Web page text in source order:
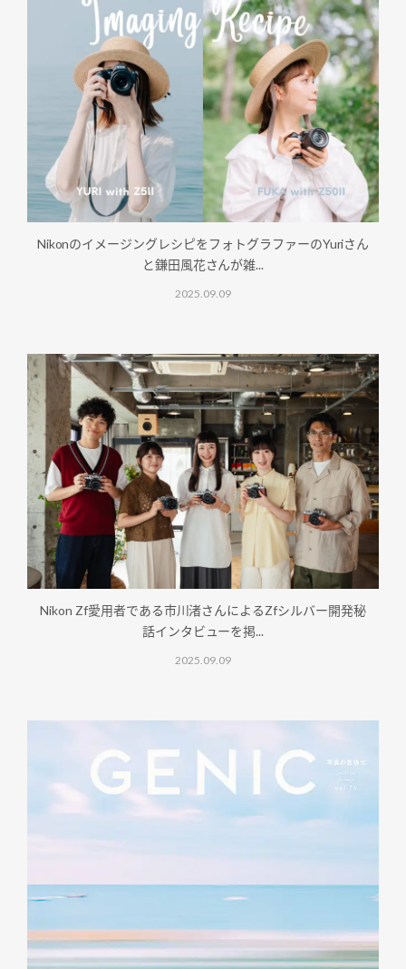
NikonのイメージングレシピをフォトグラファーのYuriさん
と鎌田風花さんが雑...
2025.09.09
Nikon Zf愛用者である市川渚さんによるZfシルバー開発秘
話インタビューを掲...
2025.09.09